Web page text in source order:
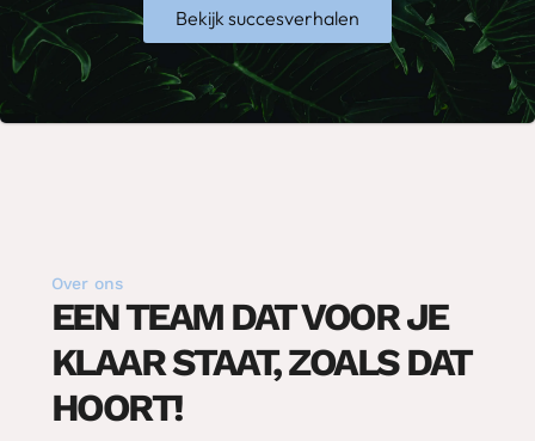
Bekijk succesverhalen
Over ons
EEN TEAM DAT VOOR JE
KLAAR STAAT, ZOALS DAT
HOORT!